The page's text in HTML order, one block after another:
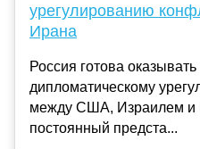
урегулированию
Ирана
Россия готова
дипломатическому
между США, Израилем и
постоянный предста...